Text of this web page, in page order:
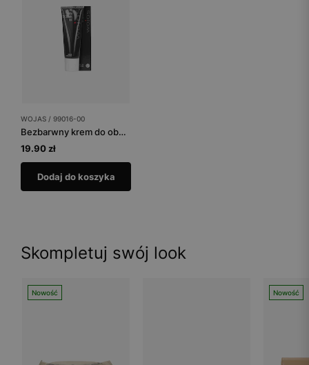
WOJAS / 99016-00
Bezbarwny krem do obuwia
19.90 zł
Dodaj do koszyka
Skompletuj swój look
Nowość Nowość